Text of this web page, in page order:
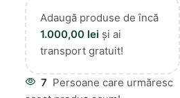
Adaugă produse de încă
1.000,00 lei și ai
transport gratuit!
7 Persoane care urmăresc